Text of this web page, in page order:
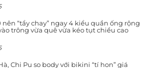
nên “tẩy chay” ngay 4 kiểu quần ống rộng
trông vừa quê vừa kéo tụt chiều cao
Chi Pu so body với bikini “tí hon” giá